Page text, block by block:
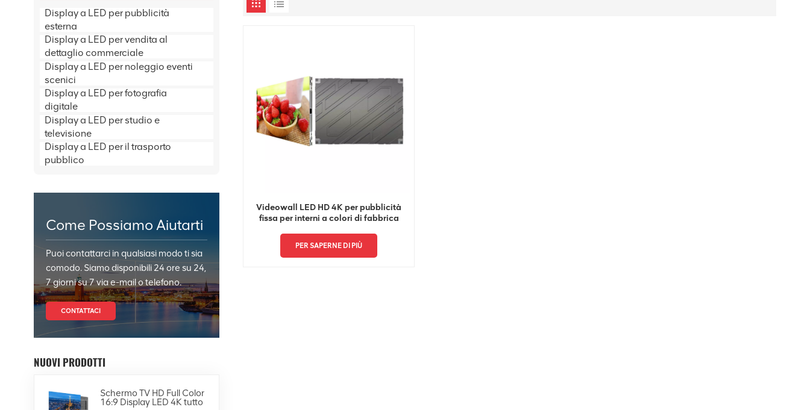
Display a LED per pubblicità
esterna
Display a LED per vendita al
dettaglio commerciale
Display a LED per noleggio eventi
scenici
Display a LED per fotografia
digitale
Display a LED per studio e
televisione
Display a LED per il trasporto
pubblico
Come Possiamo Aiutarti
Puoi contattarci in qualsiasi modo ti sia
comodo. Siamo disponibili 24 ore su 24,
7 giorni su 7 via e-mail o telefono.
CONTATTACI
NUOVI PRODOTTI
Schermo TV HD Full Color
16:9 Display LED 4K tutto
Videowall LED HD 4K per pubblicità
fissa per interni a colori di fabbrica
PER SAPERNE DI PIÙ